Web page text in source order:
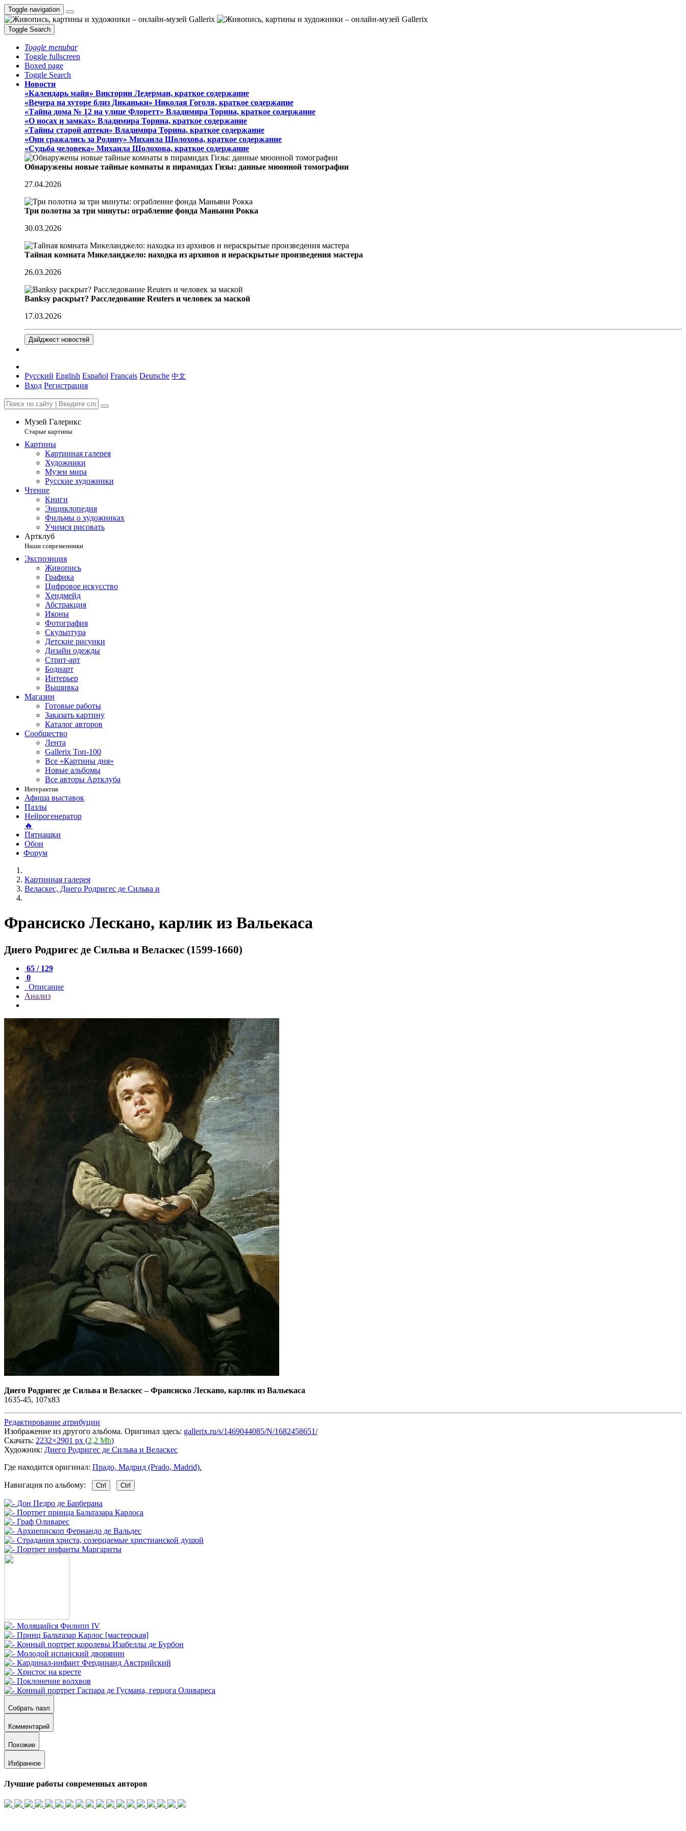
Toggle navigation
Toggle Search
Toggle menubar
Toggle fullscreen
Boxed page
Toggle Search
Новости
«Календарь майя» Виктории Ледерман, краткое содержание
«Вечера на хуторе близ Диканьки» Николая Гоголя, краткое содержание
«Тайна дома № 12 на улице Флоретт» Владимира Торина, краткое содержание
«О носах и замка́х» Владимира Торина, краткое содержание
«Тайны старой аптеки» Владимира Торина, краткое содержание
«Они сражались за Родину» Михаила Шолохова, краткое содержание
«Судьба человека» Михаила Шолохова, краткое содержание
Обнаружены новые тайные комнаты в пирамидах Гизы: данные мюонной томографии
27.04.2026
Три полотна за три минуты: ограбление фонда Маньяни Рокка
30.03.2026
Тайная комната Микеланджело: находка из архивов и нераскрытые произведения мастера
26.03.2026
Banksy раскрыт? Расследование Reuters и человек за маской
17.03.2026
Дайджест новостей
Русский English Español Français Deutsche 中文
Вход Регистрация
Музей Галерикс
Старые картины
Картины
Картинная галерея
Художники
Музеи мира
Русские художники
Чтение
Книги
Энциклопедия
Фильмы о художниках
Учимся рисовать
Артклуб
Наши современники
Экспозиция
Живопись
Графика
Цифровое искусство
Хендмейд
Абстракция
Иконы
Фотография
Скульптура
Детские рисунки
Дизайн одежды
Стрит-арт
Бодиарт
Интерьер
Вышивка
Магазин
Готовые работы
Заказать картину
Каталог авторов
Сообщество
Лента
Gallerix Топ-100
Все «Картины дня»
Новые альбомы
Все авторы Артклуба
Интерактив
Афиша выставок
Пазлы
Нейрогенератор
🔥
Пятнашки
Обои
Форум
Картинная галерея
Веласкес, Диего Родригес де Сильва и
Франсиско Лескано, карлик из Вальекаса
Диего Родригес де Сильва и Веласкес (1599-1660)
65 / 129
0
Описание
Анализ
Диего Родригес де Сильва и Веласкес–Франсиско Лескано, карлик из Вальекаса
1635-45, 107x83
Редактирование атрибуции
Изображение из другого альбома. Оригинал здесь: gallerix.ru/s/1469044085/N/1682458651/
Скачать: 2232×2901 px (2,2 Mb)
Художник: Диего Родригес де Сильва и Веласкес
Где находится оригинал: Прадо, Мадрид (Prado, Madrid).
Навигация по альбому: Ctrl Ctrl
Собрать пазл
Комментарий
Похожие
Избранное
Лучшие работы современных авторов